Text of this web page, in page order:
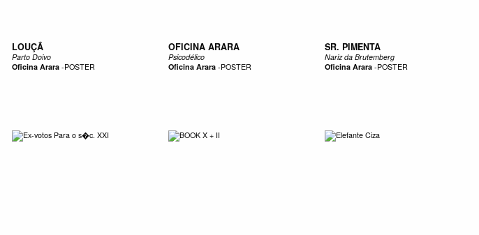
LOUÇÃ
Parto Doivo
Oficina Arara-POSTER
OFICINA ARARA
Psicodélico
Oficina Arara-POSTER
SR. PIMENTA
Nariz da Brutemberg
Oficina Arara-POSTER